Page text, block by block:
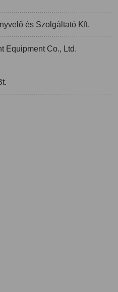
és Szolgáltató Kft.
Equipment Co., Ltd.